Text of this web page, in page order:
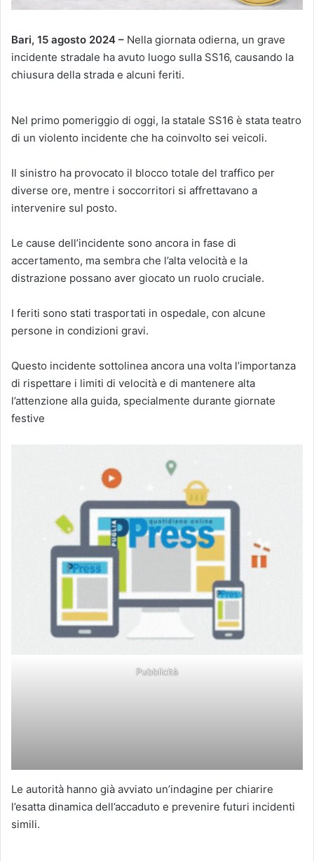
Bari, 15 agosto 2024 – Nella giornata odierna, un grave
incidente stradale ha avuto luogo sulla SS16, causando la
chiusura della strada e alcuni feriti.
Nel primo pomeriggio di oggi, la statale SS16 è stata teatro
di un violento incidente che ha coinvolto sei veicoli.
Il sinistro ha provocato il blocco totale del traffico per
diverse ore, mentre i soccorritori si affrettavano a
intervenire sul posto.
Le cause dell’incidente sono ancora in fase di
accertamento, ma sembra che l’alta velocità e la
distrazione possano aver giocato un ruolo cruciale.
I feriti sono stati trasportati in ospedale, con alcune
persone in condizioni gravi.
Questo incidente sottolinea ancora una volta l’importanza
di rispettare i limiti di velocità e di mantenere alta
l’attenzione alla guida, specialmente durante giornate
festive
Pubblicità
Le autorità hanno già avviato un’indagine per chiarire
l’esatta dinamica dell’accaduto e prevenire futuri incidenti
simili.